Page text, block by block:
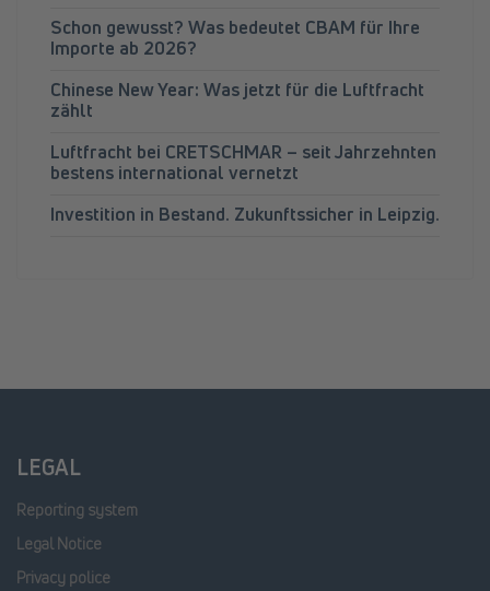
Schon gewusst? Was bedeutet CBAM für Ihre
Importe ab 2026?
Chinese New Year: Was jetzt für die Luftfracht
zählt
Luftfracht bei CRETSCHMAR – seit Jahrzehnten
bestens international vernetzt
Investition in Bestand. Zukunftssicher in Leipzig.
LEGAL
Reporting system
Legal Notice
Privacy police